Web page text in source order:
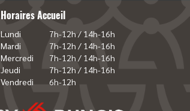
Horaires Accueil
Lundi
7h-12h / 14h-16h
Mardi
7h-12h / 14h-16h
Mercredi
7h-12h / 14h-16h
Jeudi
7h-12h / 14h-16h
Vendredi
6h-12h